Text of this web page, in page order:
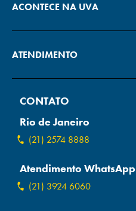
ACONTECE NA UVA
ATENDIMENTO
CONTATO
Rio de Janeiro
(21) 2574 8888
Atendimento WhatsApp
(21) 3924 6060